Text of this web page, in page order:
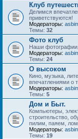
Клуб
Делимся
приветствуются!
Модераторы:
Темы: 32
Фото клуб
Наши
Модераторы:
Темы: 24
О высоком
Кино, музыка,
впечатлениями о
Модераторы:
Темы: 5
Дом и Быт.
Компьютеры,
строительство,
пилим, паяем,
Модераторы:
Темы: 19